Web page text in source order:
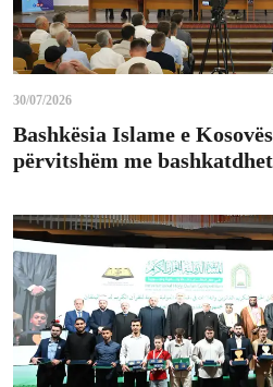
30/07/2026
Bashkësia Islame e
përvitshëm me